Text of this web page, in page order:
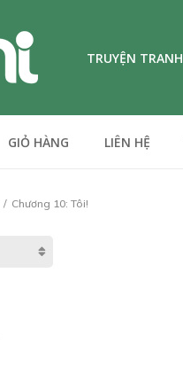
TRUYỆN TRANH
GIỎ HÀNG LIÊN HỆ
Chương 10: Tôi!